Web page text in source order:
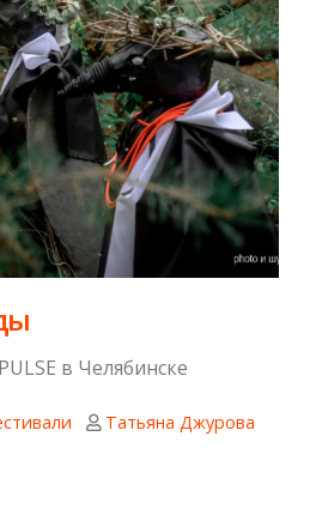
в Челябинске
Татьяна Джурова